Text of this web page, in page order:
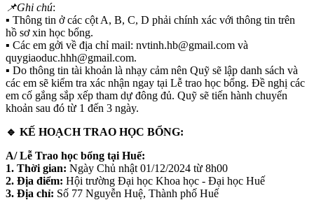
📌Ghi chú:
▪️ Thông tin ở các cột A, B, C, D phải chính xác với thông tin trên
hồ sơ xin học bổng.
▪️ Các em gởi về địa chỉ mail: nvtinh.hb@gmail.com và
quygiaoduc.hhh@gmail.com.
▪️ Do thông tin tài khoản là nhạy cảm nên Quỹ sẽ lập danh sách và
các em sẽ kiểm tra xác nhận ngay tại Lễ trao học bổng. Đề nghị các
em cố gắng sắp xếp tham dự đông đủ. Quỹ sẽ tiến hành chuyển
khoản sau đó từ 1 đến 3 ngày.
🔹 KẾ HOẠCH TRAO HỌC BỔNG:
A/ Lễ Trao học bổng tại Huế:
1. Thời gian: Ngày Chủ nhật 01/12/2024 từ 8h00
2. Địa điểm: Hội trường Đại học Khoa học - Đại học Huế
3. Địa chỉ: Số 77 Nguyễn Huệ, Thành phố Huế